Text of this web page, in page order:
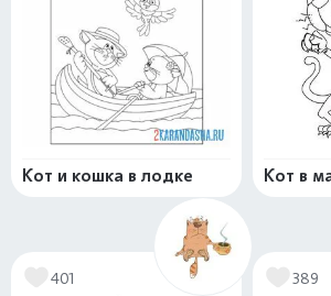
Кот и кошка в лодке Кот в
401 389